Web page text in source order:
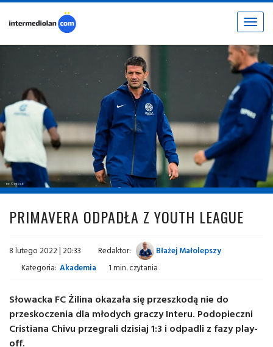
Toggle
fot. © inter.it
PRIMAVERA ODPADŁA Z YOUTH LEAGUE
8 lutego 2022 | 20:33 Redaktor:
Błażej Małolepszy
Kategoria: Akademia 1 min. czytania
Słowacka FC Żilina okazała się przeszkodą nie do
przeskoczenia dla młodych graczy Interu. Podopieczni
Cristiana Chivu przegrali dzisiaj 1:3 i odpadli z fazy play-
off.